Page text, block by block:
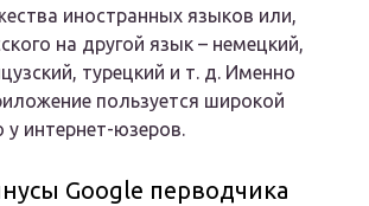
иностранных языков или,
на другой язык – немецкий,
турецкий и т. д. Именно
пользуется широкой
у интернет-юзеров.
Google перводчика